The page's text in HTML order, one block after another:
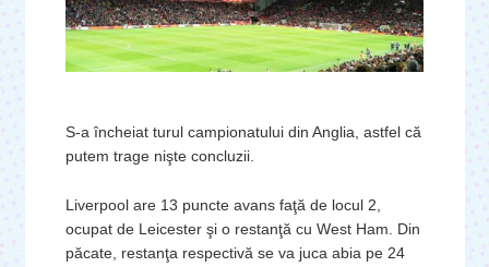
S-a încheiat turul campionatului din Anglia, astfel că
putem trage nişte concluzii.
Liverpool are 13 puncte avans faţă de locul 2,
ocupat de Leicester şi o restanţă cu West Ham. Din
păcate, restanţa respectivă se va juca abia pe 24